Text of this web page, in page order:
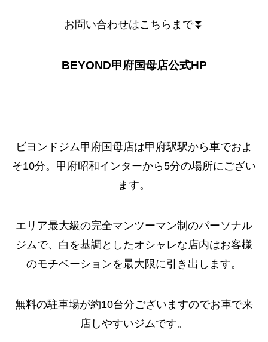
お問い合わせはこちらまで⏬
BEYOND甲府国母店公式HP
ビヨンドジム甲府国母店は甲府駅駅から車でおよ
そ10分。甲府昭和インターから5分の場所にござい
ます。
エリア最大級の完全マンツーマン制のパーソナル
ジムで、白を基調としたオシャレな店内はお客様
のモチベーションを最大限に引き出します。
無料の駐車場が約10台分ございますのでお車で来
店しやすいジムです。